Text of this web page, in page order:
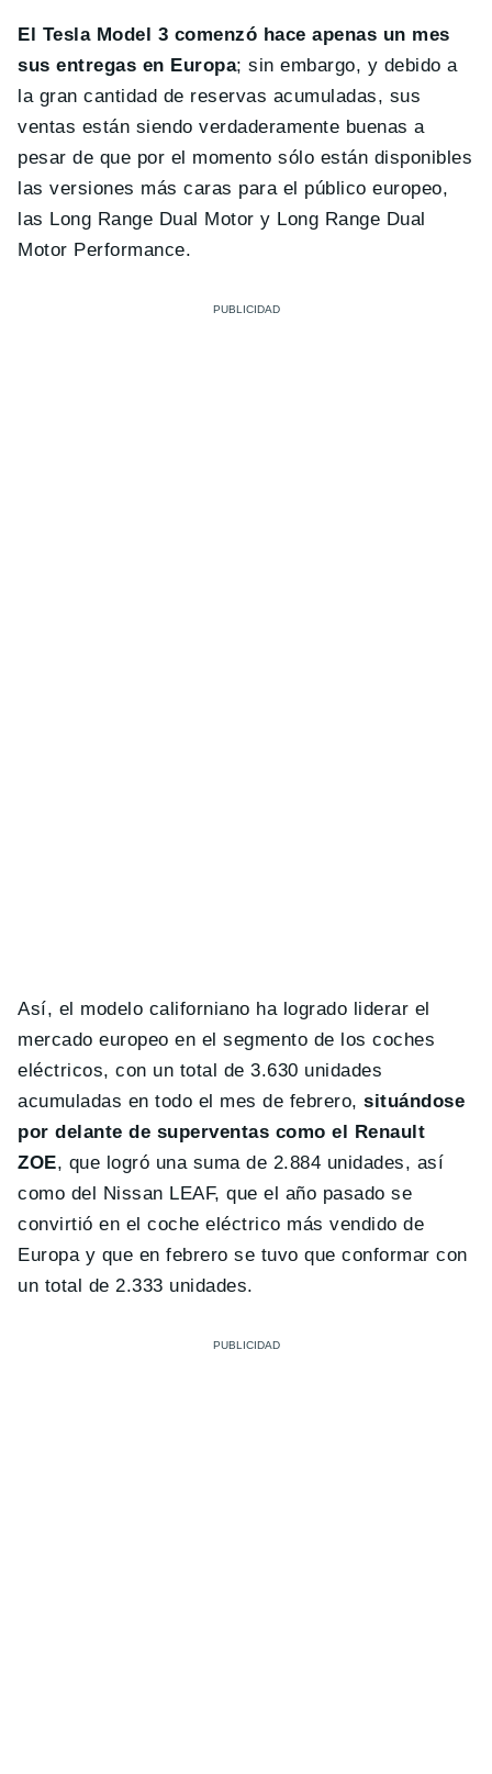
El Tesla Model 3 comenzó hace apenas un mes
sus entregas en Europa; sin embargo, y debido a
la gran cantidad de reservas acumuladas, sus
ventas están siendo verdaderamente buenas a
pesar de que por el momento sólo están disponibles
las versiones más caras para el público europeo,
las Long Range Dual Motor y Long Range Dual
Motor Performance.
Así, el modelo californiano ha logrado liderar el
mercado europeo en el segmento de los coches
eléctricos, con un total de 3.630 unidades
acumuladas en todo el mes de febrero,situándose
por delante de superventas como el Renault
ZOE, que logró una suma de 2.884 unidades, así
como del Nissan LEAF, que el año pasado se
convirtió en el coche eléctrico más vendido de
Europa y que en febrero se tuvo que conformar con
un total de 2.333 unidades.